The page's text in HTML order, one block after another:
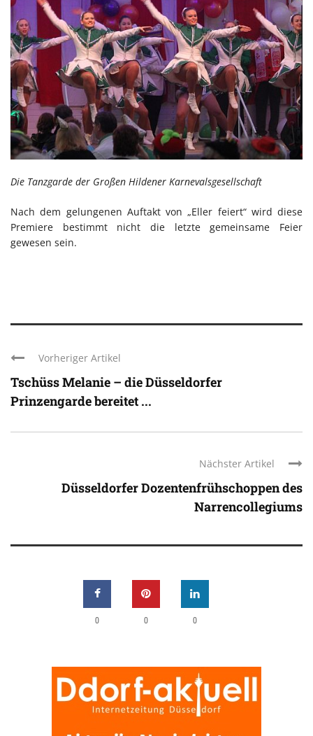
Die Tanzgarde der Großen Hildener Karnevalsgesellschaft
Nach dem gelungenen Auftakt von „Eller feiert“ wird diese
Premiere bestimmt nicht die letzte gemeinsame Feier
gewesen sein.
Vorheriger Artikel
Tschüss Melanie – die Düsseldorfer
Prinzengarde bereitet ...
Nächster Artikel
Düsseldorfer Dozentenfrühschoppen des
Narrencollegiums
0 0 0